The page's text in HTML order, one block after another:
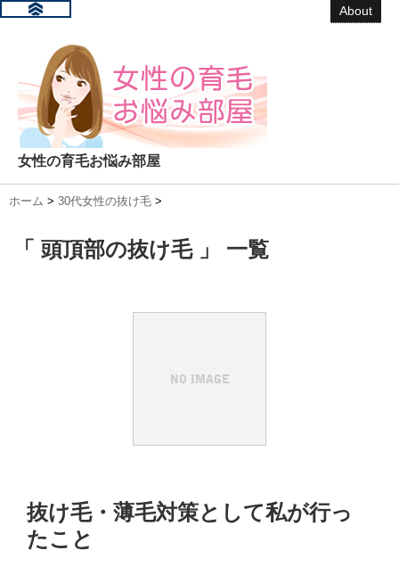
About
女性の育毛お悩み部屋
ホーム > 30代女性の抜け毛 >
「 頭頂部の抜け毛 」 一覧
抜け毛・薄毛対策として私が行っ
たこと